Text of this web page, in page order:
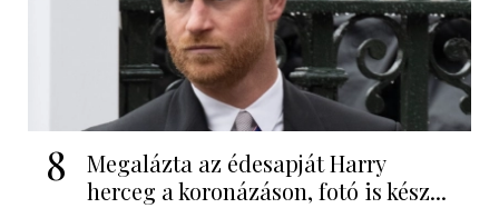
8
Megalázta az édesapját Harry
herceg a koronázáson, fotó is kész...